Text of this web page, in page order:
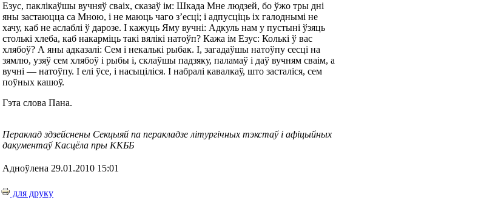
Езус, паклікаўшы вучняў сваіх, сказаў ім: Шкада Мне людзей, бо ўжо тры дні
яны застаюцца са Мною, і не маюць чаго з’есці; і адпусціць іх галоднымі не
хачу, каб не аслаблі ў дарозе. І кажуць Яму вучні: Адкуль нам у пустыні ўзяць
столькі хлеба, каб накарміць такі вялікі натоўп? Кажа ім Езус: Колькі ў вас
хлябоў? А яны адказалі: Сем і некалькі рыбак. І, загадаўшы натоўпу сесці на
зямлю, узяў сем хлябоў і рыбы і, склаўшы падзяку, паламаў і даў вучням сваім, а
вучні — натоўпу. І елі ўсе, і насыціліся. І набралі кавалкаў, што засталіся, сем
поўных кашоў.
Гэта слова Пана.
Пераклад здзейснены Секцыяй па перакладзе літургічных тэкстаў і афіцыйных
дакументаў Касцёла пры ККББ
Адноўлена 29.01.2010 15:01
для друку